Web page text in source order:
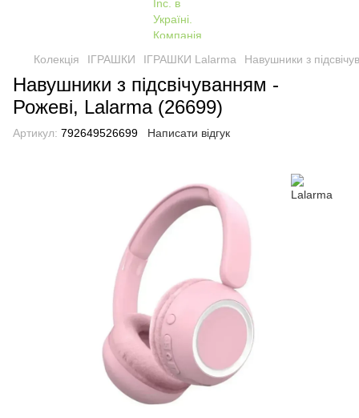
Колекція ІГРАШКИ ІГРАШКИ Lalarma Навушники з
Навушники з підсвічуванням -
Рожеві, Lalarma (26699)
Артикул: 792649526699 Написати відгук